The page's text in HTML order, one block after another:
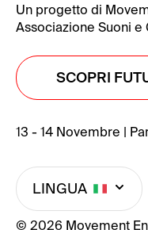
Un progetto di
Associazione Suoni e
SCOPRI
13 - 14 Novembre |
LINGUA
© 2026 Movement